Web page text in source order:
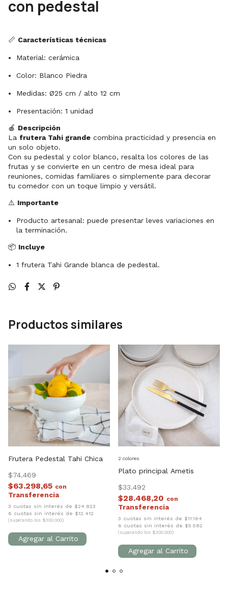
con pedestal
📏 Características técnicas
Material: cerámica
Color: Blanco Piedra
Medidas: Ø25 cm / alto 12 cm
Presentación: 1 unidad
🍎 Descripción
La frutera Tahi grande combina practicidad y presencia en
un solo objeto.
Con su pedestal y color blanco, resalta los colores de las
frutas y se convierte en un centro de mesa ideal para
reuniones, comidas familiares o simplemente para decorar
tu comedor con un toque limpio y versátil.
⚠️ Importante
Producto artesanal: puede presentar leves variaciones en
la terminación.
📦 Incluye
1 frutera Tahi Grande blanca de pedestal.
Productos similares
Frutera Pedestal Tahi Chica
$74.469
$63.298,65 con
3 cuotas sin interés de $24.823
6 cuotas sin interés de $12.412
(superando los $300.000)
Plato principal Ametis
$33.492
$28.468,20 con
3 cuotas sin interés de $11.164
6 cuotas sin interés de $5.582
(superando los $300.000)
2 colores